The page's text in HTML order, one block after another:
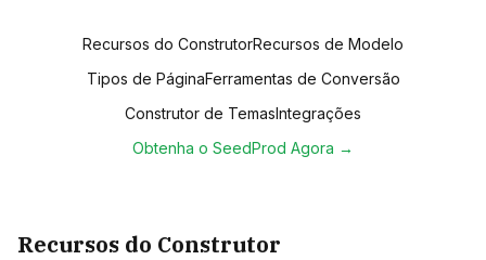
Recursos do ConstrutorRecursos de Modelo
Tipos de PáginaFerramentas de Conversão
Construtor de TemasIntegrações
Obtenha o SeedProd Agora →
Recursos do Construtor